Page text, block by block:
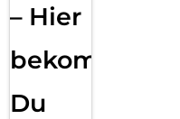
– Hier
bekommst
Du